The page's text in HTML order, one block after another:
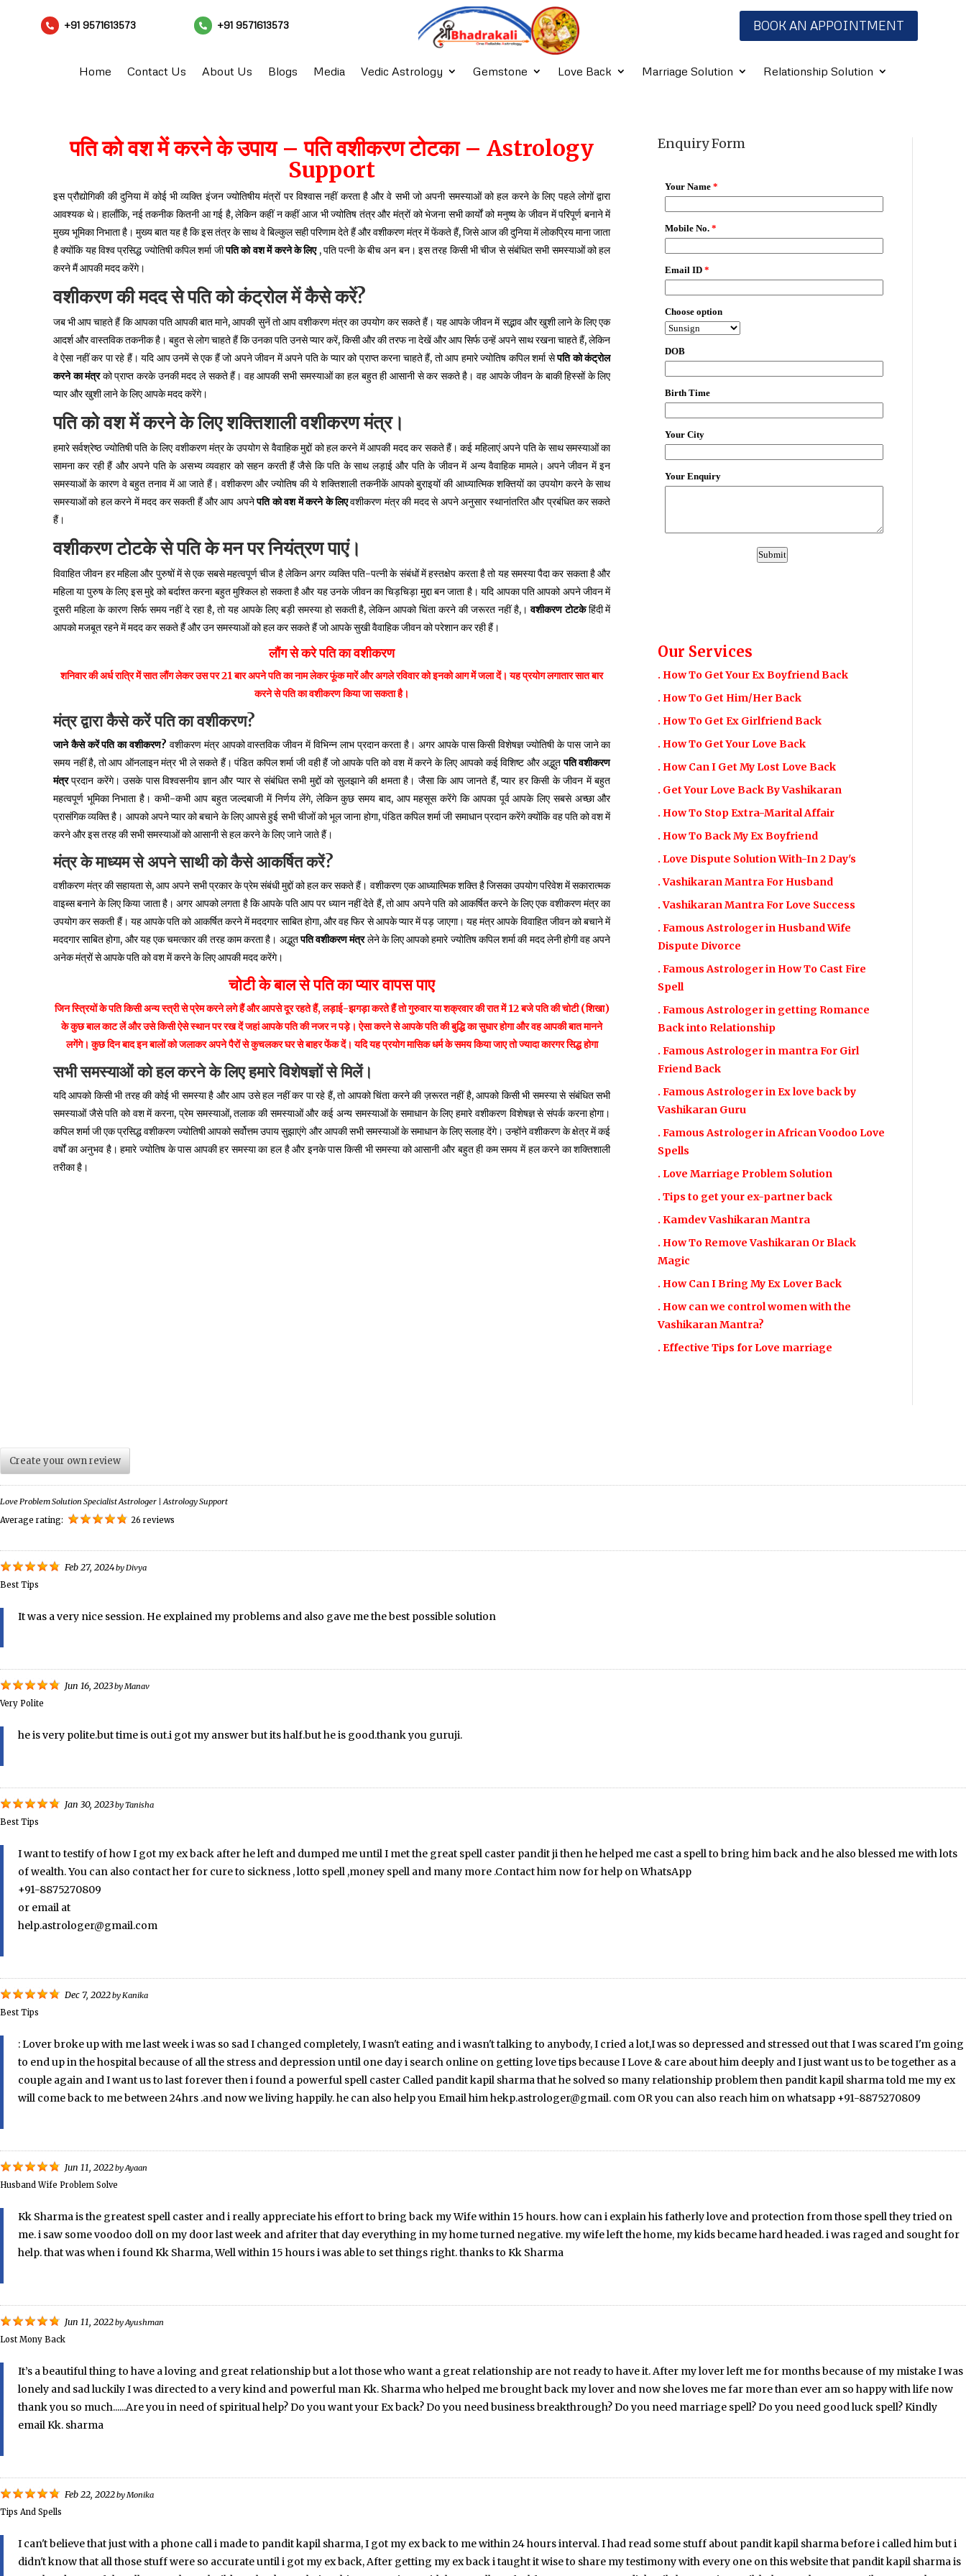
 +91 9571613573  +91 9571613573 BOOK AN APPOINTMENT
Home Contact Us About Us Blogs Media Vedic Astrology Gemstone Love Back Marriage Solution Relationship Solution
पति को वश में करने के उपाय – पति वशीकरण टोटका – Astrology
Support
इस प्रौद्योगिकी की दुनिया में कोई भी व्यक्ति इंजन ज्योतिषीय मंत्रों पर विश्वास नहीं करता है और वे सभी जो अपनी समस्याओं को हल करने के लिए पहले लोगों द्वारा
आवश्यक थे। हालाँकि, नई तकनीक कितनी आ गई है, लेकिन कहीं न कहीं आज भी ज्योतिष तंत्र और मंत्रों को भेजना सभी कार्यों को मनुष्य के जीवन में परिपूर्ण बनाने में
मुख्य भूमिका निभाता है। मुख्य बात यह है कि इस तंत्र के साथ वे बिल्कुल सही परिणाम देते हैं और वशीकरण मंत्र में फेंकते हैं, जिसे आज की दुनिया में लोकप्रिय माना जाता
है क्योंकि यह विश्व प्रसिद्ध ज्योतिषी कपिल शर्मा जीपतिकोवशमेंकरनेकेलिए, पति पत्नी के बीच अन बन। इस तरह किसी भी चीज से संबंधित सभी समस्याओं को हल
करने मैं आपकी मदद करेंगे।
वशीकरणकीमददसेपतिकोकंट्रोलमेंकैसेकरें?
जब भी आप चाहते हैं कि आपका पति आपकी बात माने, आपकी सुनें तो आप वशीकरण मंत्र का उपयोग कर सकते हैं। यह आपके जीवन में सद्भाव और खुशी लाने के लिए एक
आदर्श और वास्तविक तकनीक है। बहुत से लोग चाहते हैं कि उनका पति उनसे प्यार करें, किसी और की तरफ ना देखें और आप सिर्फ उन्हें अपने साथ रखना चाहते हैं, लेकिन
वे ऐसा नहीं कर पा रहे हैं। यदि आप उनमें से एक हैं जो अपने जीवन में अपने पति के प्यार को प्राप्त करना चाहते हैं, तो आप हमारे ज्योतिष कपिल शर्मा सेपति को कंट्रोल
करने का मंत्रको प्राप्त करके उनकी मदद ले सकते हैं। वह आपकी सभी समस्याओं का हल बहुत ही आसानी से कर सकते है। वह आपके जीवन के बाकी हिस्सों के लिए
प्यार और खुशी लाने के लिए आपके मदद करेंगे।
पतिकोवशमेंकरनेकेलिएशक्तिशालीवशीकरणमंत्र।
हमारे सर्वश्रेष्ठ ज्योतिषी पति के लिए वशीकरण मंत्र के उपयोग से वैवाहिक मुद्दों को हल करने में आपकी मदद कर सकते हैं। कई महिलाएं अपने पति के साथ समस्याओं का
सामना कर रही हैं और अपने पति के असभ्य व्यवहार को सहन करती हैं जैसे कि पति के साथ लड़ाई और पति के जीवन में अन्य वैवाहिक मामले। अपने जीवन में इन
समस्याओं के कारण वे बहुत तनाव में आ जाते हैं। वशीकरण और ज्योतिष की ये शक्तिशाली तकनीकें आपको बुराइयों की आध्यात्मिक शक्तियों का उपयोग करने के साथ
समस्याओं को हल करने में मदद कर सकती हैं और आप अपनेपतिकोवशमेंकरनेकेलिएवशीकरण मंत्र की मदद से अपने अनुसार स्थानांतरित और प्रबंधित कर सकते
हैं।
वशीकरणटोटकेसेपतिकेमनपरनियंत्रणपाएं।
विवाहित जीवन हर महिला और पुरुषों में से एक सबसे महत्वपूर्ण चीज है लेकिन अगर व्यक्ति पति-पत्नी के संबंधों में हस्तक्षेप करता है तो यह समस्या पैदा कर सकता है और
महिला या पुरुष के लिए इस मुद्दे को बर्दाश्त करना बहुत मुश्किल हो सकता है और यह उनके जीवन का चिड़चिड़ा मुद्दा बन जाता है। यदि आपका पति आपको अपने जीवन में
दूसरी महिला के कारण सिर्फ समय नहीं दे रहा है, तो यह आपके लिए बड़ी समस्या हो सकती है, लेकिन आपको चिंता करने की जरूरत नहीं है,।वशीकरण टोटकेहिंदी में
आपको मजबूत रहने में मदद कर सकते हैं और उन समस्याओं को हल कर सकते हैं जो आपके सुखी वैवाहिक जीवन को परेशान कर रही हैं।
लौंग से करे पति का वशीकरण
शनिवार की अर्ध रात्रि में सात लौंग लेकर उस पर 21 बार अपने पति का नाम लेकर फूंक मारें और अगले रविवार को इनको आग में जला दें। यह प्रयोग लगातार सात बार
करने से पति का वशीकरण किया जा सकता है।
मंत्रद्वाराकैसेकरेंपतिकावशीकरण?
जाने कैसे करें पति का वशीकरण? वशीकरण मंत्र आपको वास्तविक जीवन में विभिन्न लाभ प्रदान करता है। अगर आपके पास किसी विशेषज्ञ ज्योतिषी के पास जाने का
समय नहीं है, तो आप ऑनलाइन मंत्र भी ले सकते हैं। पंडित कपिल शर्मा जी वही हैं जो आपके पति को वश में करने के लिए आपको कई विशिष्ट और अद्भुतपतिवशीकरण
मंत्रप्रदान करेंगे। उसके पास विश्वसनीय ज्ञान और प्यार से संबंधित सभी मुद्दों को सुलझाने की क्षमता है। जैसा कि आप जानते हैं, प्यार हर किसी के जीवन में बहुत
महत्वपूर्ण भूमिका निभाता है। कभी-कभी आप बहुत जल्दबाजी में निर्णय लेंगे, लेकिन कुछ समय बाद, आप महसूस करेंगे कि आपका पूर्व आपके लिए सबसे अच्छा और
प्रासंगिक व्यक्ति है। आपको अपने प्यार को बचाने के लिए आपसे हुई सभी चीजों को भूल जाना होगा, पंडित कपिल शर्मा जी समाधान प्रदान करेंगे क्योंकि वह पति को वश में
करने और इस तरह की सभी समस्याओं को आसानी से हल करने के लिए जाने जाते हैं।
मंत्रकेमाध्यमसेअपनेसाथीकोकैसेआकर्षितकरें?
वशीकरण मंत्र की सहायता से, आप अपने सभी प्रकार के प्रेम संबंधी मुद्दों को हल कर सकते हैं। वशीकरण एक आध्यात्मिक शक्ति है जिसका उपयोग परिवेश में सकारात्मक
वाइब्स बनाने के लिए किया जाता है। अगर आपको लगता है कि आपके पति आप पर ध्यान नहीं देते हैं, तो आप अपने पति को आकर्षित करने के लिए एक वशीकरण मंत्र का
उपयोग कर सकती हैं। यह आपके पति को आकर्षित करने में मददगार साबित होगा, और वह फिर से आपके प्यार में पड़ जाएगा। यह मंत्र आपके विवाहित जीवन को बचाने में
मददगार साबित होगा, और यह एक चमत्कार की तरह काम करता है। अद्भुतपतिवशीकरणमंत्रलेने के लिए आपको हमारे ज्योतिष कपिल शर्मा की मदद लेनी होगी वह अपने
अनेक मंत्रों से आपके पति को वश में करने के लिए आपकी मदद करेंगे।
चोटी के बाल से पति का प्यार वापस पाए
जिन स्त्रियों के पति किसी अन्य स्त्री से प्रेम करने लगे हैं और आपसे दूर रहते हैं, लड़ाई-झगड़ा करते हैं तो गुरुवार या शक्रवार की रात में 12 बजे पति की चोटी (शिखा)
के कुछ बाल काट लें और उसे किसी ऐसे स्थान पर रख दें जहां आपके पति की नजर न पड़े। ऐसा करने से आपके पति की बुद्धि का सुधार होगा और वह आपकी बात मानने
लगेंगे। कुछ दिन बाद इन बालों को जलाकर अपने पैरों से कुचलकर घर से बाहर फेंक दें। यदि यह प्रयोग मासिक धर्म के समय किया जाए तो ज्यादा कारगर सिद्ध होगा
सभीसमस्याओंकोहलकरनेकेलिएहमारेविशेषज्ञोंसेमिलें।
यदि आपको किसी भी तरह की कोई भी समस्या है और आप उसे हल नहीं कर पा रहे हैं, तो आपको चिंता करने की ज़रूरत नहीं है, आपको किसी भी समस्या से संबंधित सभी
समस्याओं जैसे पति को वश में करना, प्रेम समस्याओं, तलाक की समस्याओं और कई अन्य समस्याओं के समाधान के लिए हमारे वशीकरण विशेषज्ञ से संपर्क करना होगा।
कपिल शर्मा जी एक प्रसिद्ध वशीकरण ज्योतिषी आपको सर्वोत्तम उपाय सुझाएंगे और आपकी सभी समस्याओं के समाधान के लिए सलाह देंगे। उन्होंने वशीकरण के क्षेत्र में कई
वर्षों का अनुभव है। हमारे ज्योतिष के पास आपकी हर समस्या का हल है और इनके पास किसी भी समस्या को आसानी और बहुत ही कम समय में हल करने का शक्तिशाली
तरीका है।
Enquiry Form
Our Services
. How To Get Your Ex Boyfriend Back
. How To Get Him/Her Back
. How To Get Ex Girlfriend Back
. How To Get Your Love Back
. How Can I Get My Lost Love Back
. Get Your Love Back By Vashikaran
. How To Stop Extra-Marital Affair
. How To Back My Ex Boyfriend
. Love Dispute Solution With-In 2 Day's
. Vashikaran Mantra For Husband
. Vashikaran Mantra For Love Success
. Famous Astrologer in Husband Wife
Dispute Divorce
. Famous Astrologer in How To Cast Fire
Spell
. Famous Astrologer in getting Romance
Back into Relationship
. Famous Astrologer in mantra For Girl
Friend Back
. Famous Astrologer in Ex love back by
Vashikaran Guru
. Famous Astrologer in African Voodoo Love
Spells
. Love Marriage Problem Solution
. Tips to get your ex-partner back
. Kamdev Vashikaran Mantra
. How To Remove Vashikaran Or Black
Magic
. How Can I Bring My Ex Lover Back
. How can we control women with the
Vashikaran Mantra?
. Effective Tips for Love marriage
Create your own review
Love Problem Solution Specialist Astrologer | Astrology Support
Average rating:
26 reviews
Feb 27, 2024byDivya
Best Tips
It was a very nice session. He explained my problems and also gave me the best possible solution
Jun 16, 2023byManav
Very Polite
he is very polite.but time is out.i got my answer but its half.but he is good.thank you guruji.
Jan 30, 2023byTanisha
Best Tips
I want to testify of how I got my ex back after he left and dumped me until I met the great spell caster pandit ji then he helped me cast a spell to bring him back and he also blessed me with lots
of wealth. You can also contact her for cure to sickness , lotto spell ,money spell and many more .Contact him now for help on WhatsApp
+91-8875270809
or email at
help.astrologer@gmail.com
Dec 7, 2022byKanika
Best Tips
: Lover broke up with me last week i was so sad I changed completely, I wasn't eating and i wasn't talking to anybody, I cried a lot,I was so depressed and stressed out that I was scared I'm going
to end up in the hospital because of all the stress and depression until one day i search online on getting love tips because I Love & care about him deeply and I just want us to be together as a
couple again and I want us to last forever then i found a powerful spell caster Called pandit kapil sharma that he solved so many relationship problem then pandit kapil sharma told me my ex
will come back to me between 24hrs .and now we living happily. he can also help you Email him hekp.astrologer@gmail. com OR you can also reach him on whatsapp +91-8875270809
Jun 11, 2022byAyaan
Husband Wife Problem Solve
Kk Sharma is the greatest spell caster and i really appreciate his effort to bring back my Wife within 15 hours. how can i explain his fatherly love and protection from those spell they tried on
me. i saw some voodoo doll on my door last week and afriter that day everything in my home turned negative. my wife left the home, my kids became hard headed. i was raged and sought for
help. that was when i found Kk Sharma, Well within 15 hours i was able to set things right. thanks to Kk Sharma
Jun 11, 2022byAyushman
Lost Mony Back
It’s a beautiful thing to have a loving and great relationship but a lot those who want a great relationship are not ready to have it. After my lover left me for months because of my mistake I was
lonely and sad luckily I was directed to a very kind and powerful man Kk. Sharma who helped me brought back my lover and now she loves me far more than ever am so happy with life now
thank you so much......Are you in need of spiritual help? Do you want your Ex back? Do you need business breakthrough? Do you need marriage spell? Do you need good luck spell? Kindly
email Kk. sharma
Feb 22, 2022byMonika
Tips And Spells
I can't believe that just with a phone call i made to pandit kapil sharma, I got my ex back to me within 24 hours interval. I had read some stuff about pandit kapil sharma before i called him but i
didn't know that all those stuff were so accurate until i got my ex back, After getting my ex back i taught it wise to share my testimony with every one on this website that pandit kapil sharma is